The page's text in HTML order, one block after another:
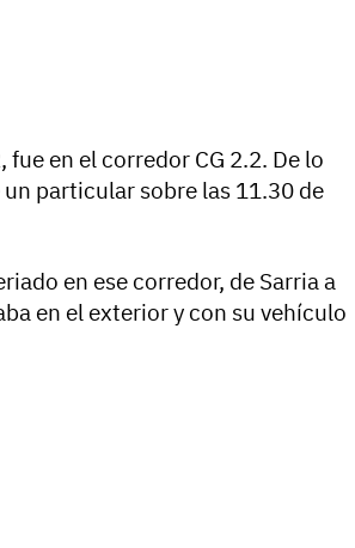
en el corredor CG 2.2. De lo
particular sobre las 11.30 de
en ese corredor, de Sarria a
en el exterior y con su vehículo